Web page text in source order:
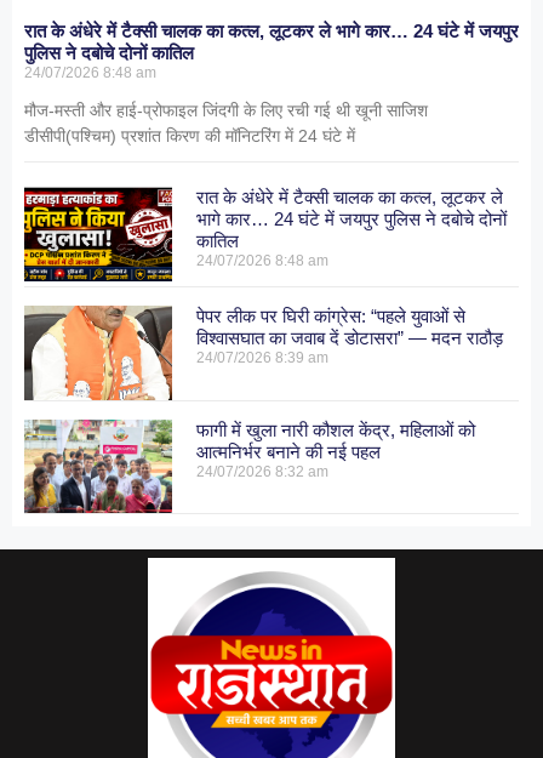
रात के अंधेरे में टैक्सी चालक का कत्ल, लूटकर ले भागे कार… 24 घंटे में जयपुर
पुलिस ने दबोचे दोनों कातिल
24/07/2026 8:48 am
मौज-मस्ती और हाई-प्रोफाइल जिंदगी के लिए रची गई थी खूनी साजिश
डीसीपी(पश्चिम) प्रशांत किरण की मॉनिटरिंग में 24 घंटे में
रात के अंधेरे में टैक्सी चालक का कत्ल, लूटकर ले
भागे कार… 24 घंटे में जयपुर पुलिस ने दबोचे दोनों
कातिल
24/07/20268:48 am
पेपर लीक पर घिरी कांग्रेस: “पहले युवाओं से
विश्वासघात का जवाब दें डोटासरा” — मदन राठौड़
24/07/20268:39 am
फागी में खुला नारी कौशल केंद्र, महिलाओं को
आत्मनिर्भर बनाने की नई पहल
24/07/20268:32 am